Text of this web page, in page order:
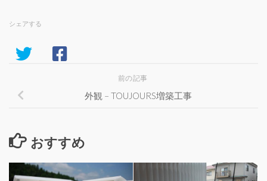
シェアする
前の記事
外観 – TOUJOURS増築工事
おすすめ